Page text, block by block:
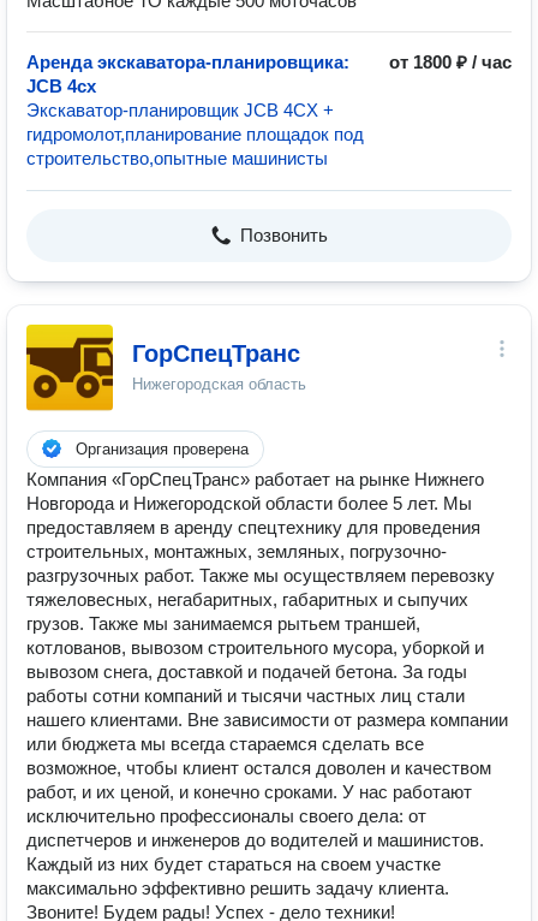
Аренда экскаватора-планировщика:
JCB 4cx
от 1800 ₽ / час
Экскаватор-планировщик JCB 4CX +
гидромолот,планирование площадок под
строительство,опытные машинисты
Позвонить
ГорСпецТранс
Нижегородская область
Организация проверена
Компания «ГорСпецТранс» работает на рынке Нижнего
Новгорода и Нижегородской области более 5 лет. Мы
предоставляем в аренду спецтехнику для проведения
строительных, монтажных, земляных, погрузочно-
разгрузочных работ. Также мы осуществляем перевозку
тяжеловесных, негабаритных, габаритных и сыпучих
грузов. Также мы занимаемся рытьем траншей,
котлованов, вывозом строительного мусора, уборкой и
вывозом снега, доставкой и подачей бетона. За годы
работы сотни компаний и тысячи частных лиц стали
нашего клиентами. Вне зависимости от размера компании
или бюджета мы всегда стараемся сделать все
возможное, чтобы клиент остался доволен и качеством
работ, и их ценой, и конечно сроками. У нас работают
исключительно профессионалы своего дела: от
диспетчеров и инженеров до водителей и машинистов.
Каждый из них будет стараться на своем участке
максимально эффективно решить задачу клиента.
Звоните! Будем рады! Успех - дело техники!